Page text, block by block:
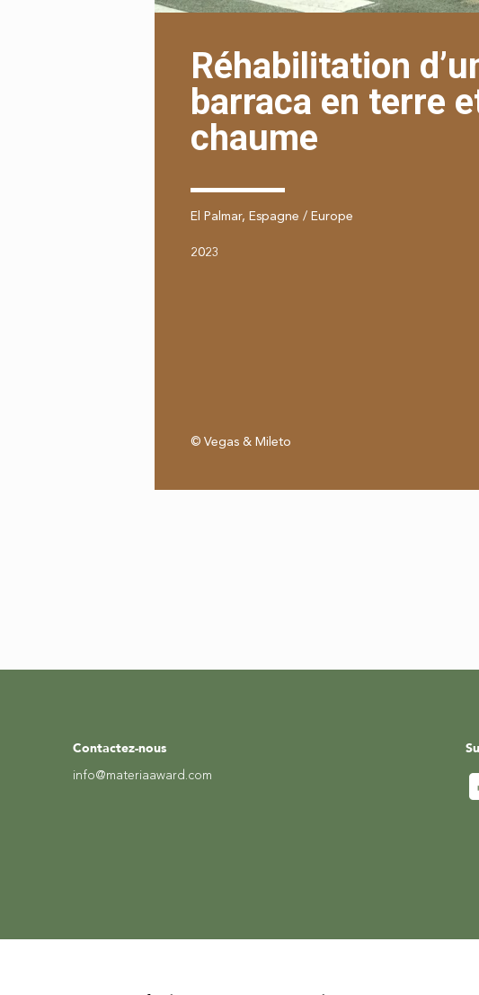
Réhabilitation
barraca en terre
chaume
El Palmar, Espagne / Europe
2023
© Vegas & Mileto
Contactez-nous
info@materiaaward.com